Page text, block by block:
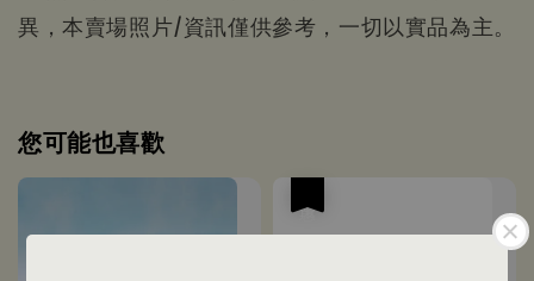
異，本賣場照片/資訊僅供參考，一切以實品為主。
您可能也喜歡